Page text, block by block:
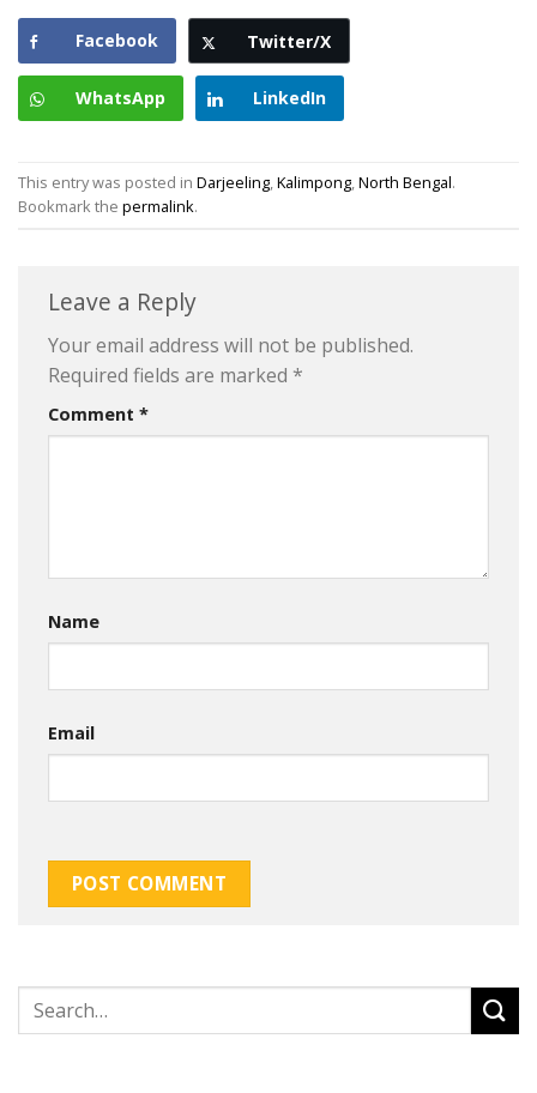
Facebook Twitter/X
WhatsApp LinkedIn
This entry was posted in Darjeeling,Kalimpong,North Bengal.
Bookmark the permalink.
Leave a Reply
Your email address will not be published.
Required fields are marked *
Comment *
Name
Email